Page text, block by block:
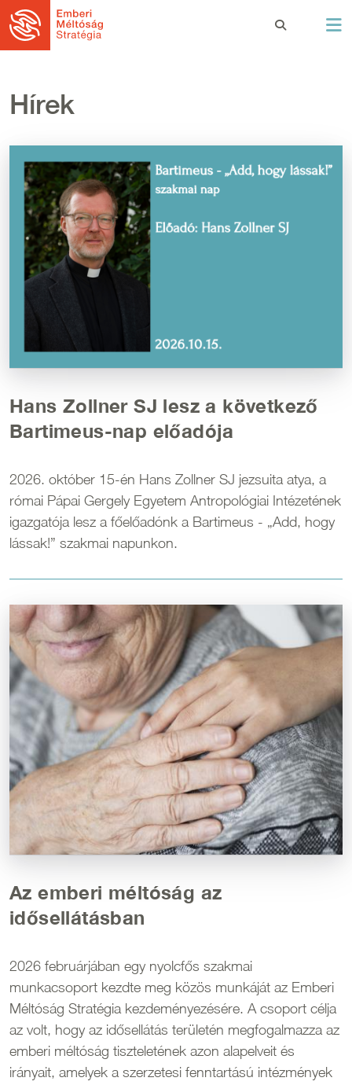
Ugrás a tartalomra
Hírek
Hans Zollner SJ lesz a következő
Bartimeus-nap előadója
2026. október 15-én Hans Zollner SJ jezsuita atya, a
római Pápai Gergely Egyetem Antropológiai Intézetének
igazgatója lesz a főelőadónk a Bartimeus - „Add, hogy
lássak!” szakmai napunkon.
Kép
Az emberi méltóság az
idősellátásban
2026 februárjában egy nyolcfős szakmai
munkacsoport kezdte meg közös munkáját az Emberi
Méltóság Stratégia kezdeményezésére. A csoport célja
az volt, hogy az idősellátás területén megfogalmazza az
emberi méltóság tiszteletének azon alapelveit és
irányait, amelyek a szerzetesi fenntartású intézmények